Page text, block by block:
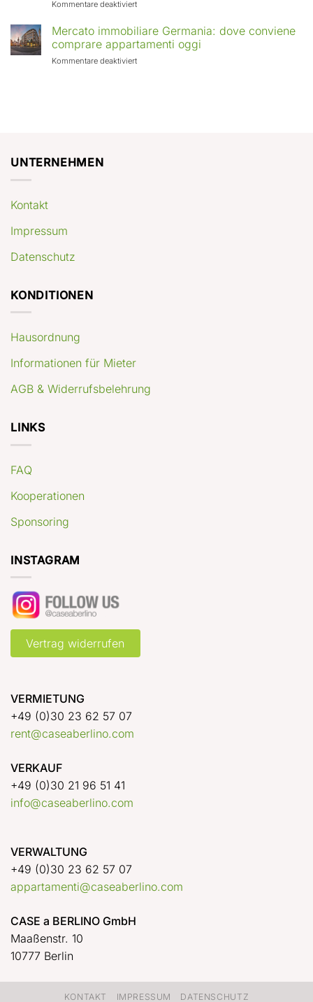
Europa:
in
crescita
rendimenti
Kommentare deaktiviertfür
casa
a
Berlino
con
Mercato immobiliare Germania: dove conviene
comprare appartamenti oggi
Kommentare deaktiviertfür
UNTERNEHMEN
Kontakt
Impressum
Datenschutz
KONDITIONEN
Hausordnung
Informationen für Mieter
AGB & Widerrufsbelehrung
LINKS
FAQ
Kooperationen
Sponsoring
INSTAGRAM
Vertrag widerrufen
VERMIETUNG
+49 (0)30 23 62 57 07
rent@caseaberlino.com
VERKAUF
+49 (0)30 21 96 51 41
info@caseaberlino.com
VERWALTUNG
+49 (0)30 23 62 57 07
appartamenti@caseaberlino.com
CASE a BERLINO GmbH
Maaßenstr. 10
10777 Berlin
KONTAKT IMPRESSUM DATENSCHUTZ